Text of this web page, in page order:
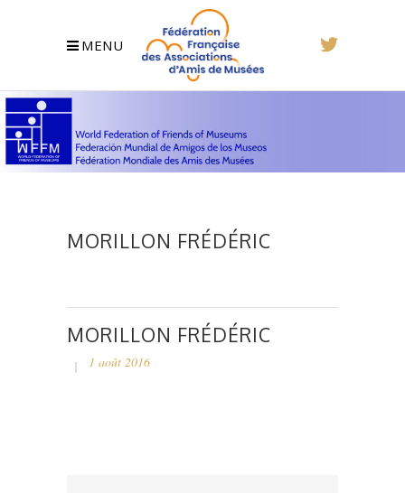
MENU
MORILLON FRÉDÉRIC
MORILLON FRÉDÉRIC
1 août 2016